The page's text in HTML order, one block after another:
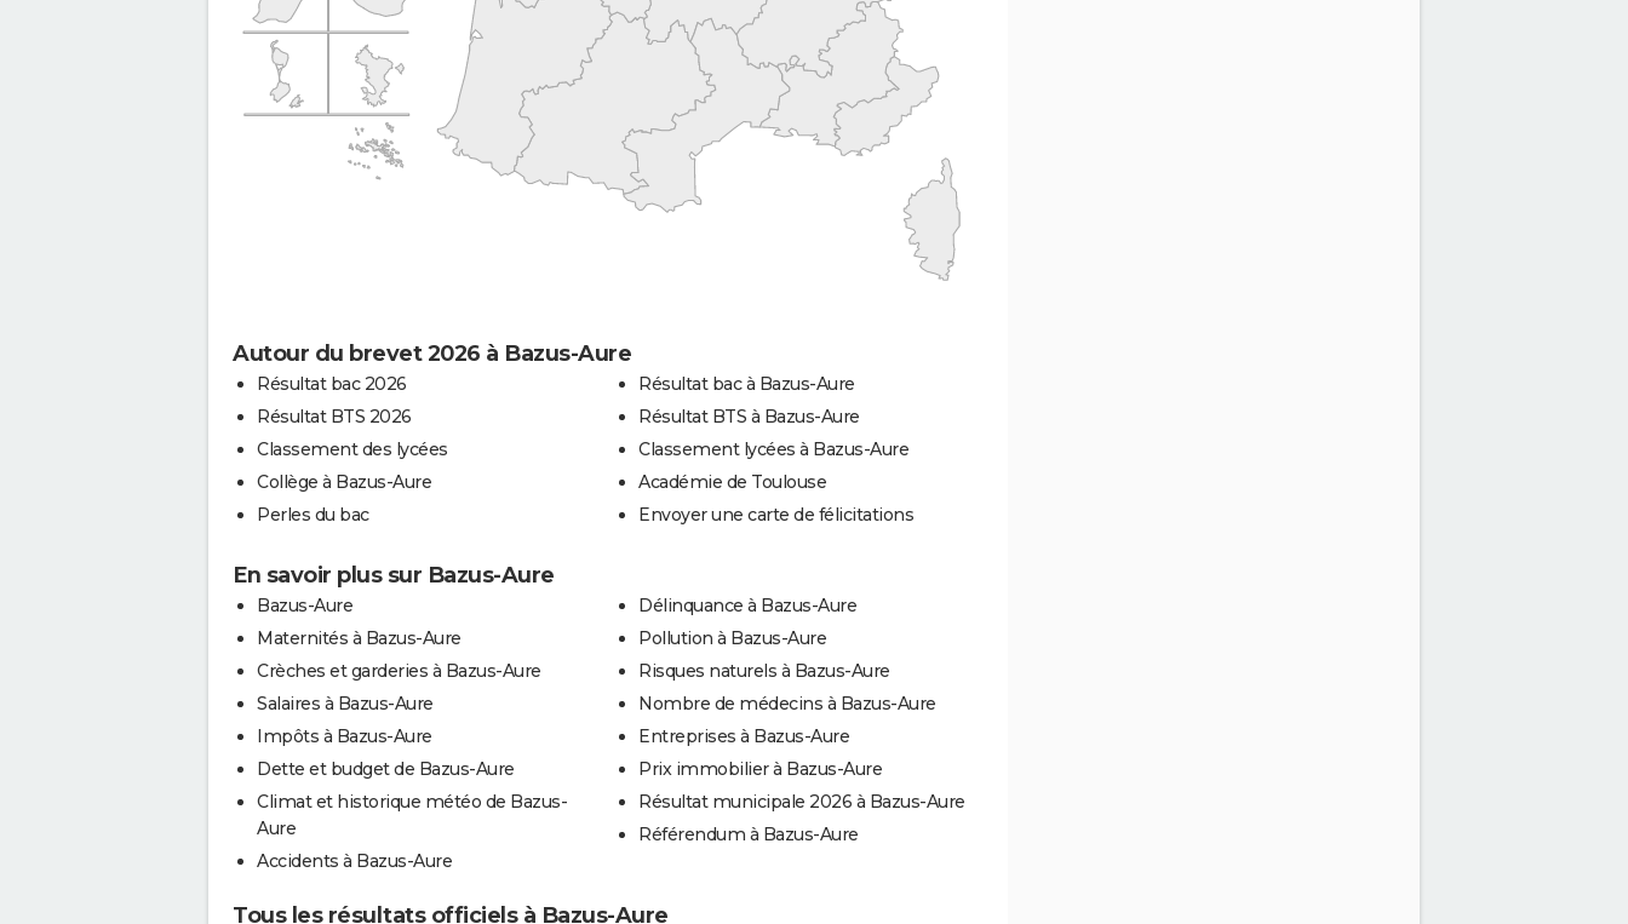
Autour du brevet 2026 à Bazus-Aure
Résultat bac 2026
Résultat BTS 2026
Classement des lycées
Collège à Bazus-Aure
Perles du bac
Résultat bac à Bazus-Aure
Résultat BTS à Bazus-Aure
Classement lycées à Bazus-Aure
Académie de Toulouse
Envoyer une carte de félicitations
En savoir plus sur Bazus-Aure
Bazus-Aure
Maternités à Bazus-Aure
Crèches et garderies à Bazus-Aure
Salaires à Bazus-Aure
Impôts à Bazus-Aure
Dette et budget de Bazus-Aure
Climat et historique météo de Bazus-
Aure
Accidents à Bazus-Aure
Délinquance à Bazus-Aure
Pollution à Bazus-Aure
Risques naturels à Bazus-Aure
Nombre de médecins à Bazus-Aure
Entreprises à Bazus-Aure
Prix immobilier à Bazus-Aure
Résultat municipale 2026 à Bazus-Aure
Référendum à Bazus-Aure
Tous les résultats officiels à Bazus-Aure